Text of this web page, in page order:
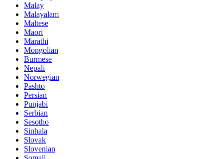
Malay
Malayalam
Maltese
Maori
Marathi
Mongolian
Burmese
Nepali
Norwegian
Pashto
Persian
Punjabi
Serbian
Sesotho
Sinhala
Slovak
Slovenian